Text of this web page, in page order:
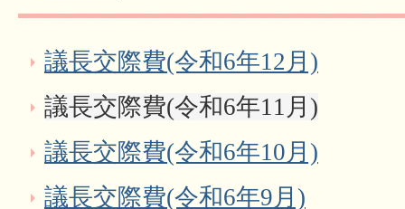
議長交際費(令和6年12月)
議長交際費(令和6年11月)
議長交際費(令和6年10月)
議長交際費(令和6年9月)